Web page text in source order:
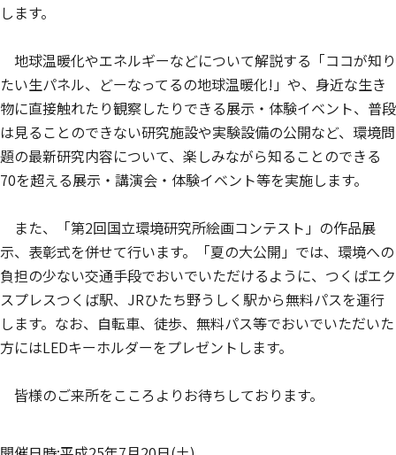
します。
地球温暖化やエネルギーなどについて解説する「ココが知り
たい生パネル、どーなってるの地球温暖化!」や、身近な生き
物に直接触れたり観察したりできる展示・体験イベント、普段
は見ることのできない研究施設や実験設備の公開など、環境問
題の最新研究内容について、楽しみながら知ることのできる
70を超える展示・講演会・体験イベント等を実施します。
また、「第2回国立環境研究所絵画コンテスト」の作品展
示、表彰式を併せて行います。「夏の大公開」では、環境への
負担の少ない交通手段でおいでいただけるように、つくばエク
スプレスつくば駅、JRひたち野うしく駅から無料パスを運行
します。なお、自転車、徒歩、無料パス等でおいでいただいた
方にはLEDキーホルダーをプレゼントします。
皆様のご来所をこころよりお待ちしております。